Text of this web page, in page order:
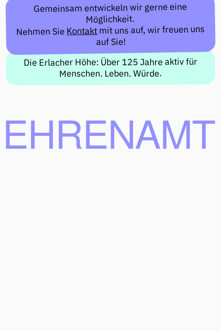
Gemeinsam entwickeln wir gerne eine
Möglichkeit.
Nehmen Sie Kontakt mit uns auf, wir freuen uns
auf Sie!
Die Erlacher Höhe: Über 125 Jahre aktiv für
Menschen. Leben. Würde.